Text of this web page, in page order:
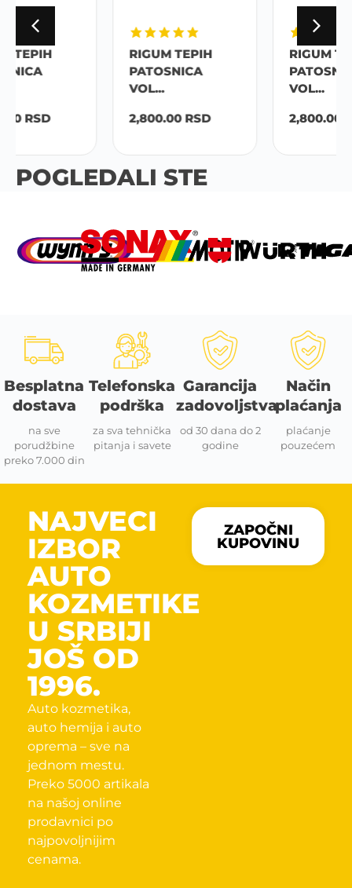
RIGUM TEPIH
2,800.00
RSD
RIGUM TEPIH
2,800.00
RSD
POGLEDALI STE
Besplatna
dostava
na sve
porudžbine
preko 7.000 din
Telefonska
podrška
za sva tehnička
pitanja i savete
Garancija
zadovoljstva
od 30 dana do 2
godine
Način
plaćanja
plaćanje
pouzećem
NAJVECI
IZBOR
AUTO
KOZMETIKE
U SRBIJI
JOŠ OD
1996.
Auto kozmetika,
auto hemija i auto
oprema – sve na
jednom mestu.
Preko 5000 artikala
na našoj online
prodavnici po
najpovoljnijim
cenama.
ZAPOČNI
KUPOVINU